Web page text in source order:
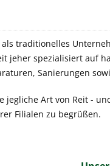
als traditionelles
jeher spezialisiert auf
Sanierungen
jegliche Art von Reit -
Filialen zu begrüßen.